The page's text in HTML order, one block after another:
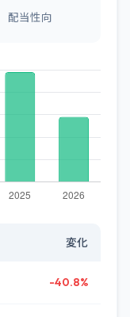
配当性向
変化
-40.8%